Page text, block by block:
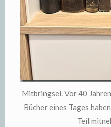
Mitbringsel. Vor 40
Bücher eines Tages
Teil